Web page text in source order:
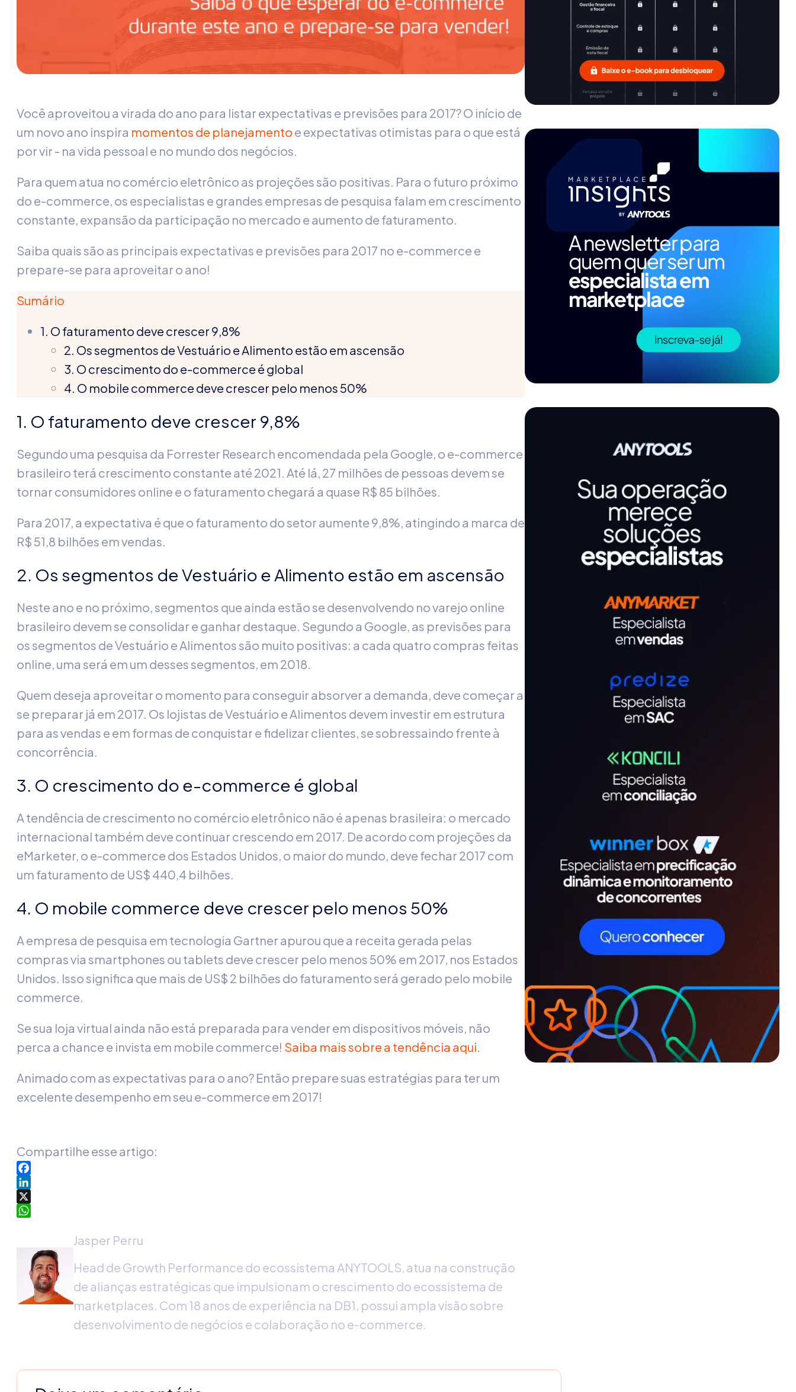
Você aproveitou a virada do ano para listar expectativas e previsões para 2017? O início de
um novo ano inspira momentos de planejamento e expectativas otimistas para o que está
por vir - na vida pessoal e no mundo dos negócios.
Para quem atua no comércio eletrônico as projeções são positivas. Para o futuro próximo
do e-commerce, os especialistas e grandes empresas de pesquisa falam em crescimento
constante, expansão da participação no mercado e aumento de faturamento.
Saiba quais são as principais expectativas e previsões para 2017 no e-commerce e
prepare-se para aproveitar o ano!
Sumário
1. O faturamento deve crescer 9,8%
2. Os segmentos de Vestuário e Alimento estão em ascensão
3. O crescimento do e-commerce é global
4. O mobile commerce deve crescer pelo menos 50%
1. O faturamento deve crescer 9,8%
Segundo uma pesquisa da Forrester Research encomendada pela Google, o e-commerce
brasileiro terá crescimento constante até 2021. Até lá, 27 milhões de pessoas devem se
tornar consumidores online e o faturamento chegará a quase R$ 85 bilhões.
Para 2017, a expectativa é que o faturamento do setor aumente 9,8%, atingindo a marca de
R$ 51,8 bilhões em vendas.
2. Os segmentos de Vestuário e Alimento estão em ascensão
Neste ano e no próximo, segmentos que ainda estão se desenvolvendo no varejo online
brasileiro devem se consolidar e ganhar destaque. Segundo a Google, as previsões para
os segmentos de Vestuário e Alimentos são muito positivas: a cada quatro compras feitas
online, uma será em um desses segmentos, em 2018.
Quem deseja aproveitar o momento para conseguir absorver a demanda, deve começar a
se preparar já em 2017. Os lojistas de Vestuário e Alimentos devem investir em estrutura
para as vendas e em formas de conquistar e fidelizar clientes, se sobressaindo frente à
concorrência.
3. O crescimento do e-commerce é global
A tendência de crescimento no comércio eletrônico não é apenas brasileira: o mercado
internacional também deve continuar crescendo em 2017. De acordo com projeções da
eMarketer, o e-commerce dos Estados Unidos, o maior do mundo, deve fechar 2017 com
um faturamento de US$ 440,4 bilhões.
4. O mobile commerce deve crescer pelo menos 50%
A empresa de pesquisa em tecnologia Gartner apurou que a receita gerada pelas
compras via smartphones ou tablets deve crescer pelo menos 50% em 2017, nos Estados
Unidos. Isso significa que mais de US$ 2 bilhões do faturamento será gerado pelo mobile
commerce.
Se sua loja virtual ainda não está preparada para vender em dispositivos móveis, não
perca a chance e invista em mobile commerce! Saiba mais sobre a tendência aqui.
Animado com as expectativas para o ano? Então prepare suas estratégias para ter um
excelente desempenho em seu e-commerce em 2017!
Compartilhe esse artigo:
Facebook
LinkedIn
X
Jasper Perru
Head de Growth Performance do ecossistema ANYTOOLS, atua na construção
de alianças estratégicas que impulsionam o crescimento do ecossistema de
marketplaces. Com 18 anos de experiência na DB1, possui ampla visão sobre
desenvolvimento de negócios e colaboração no e-commerce.